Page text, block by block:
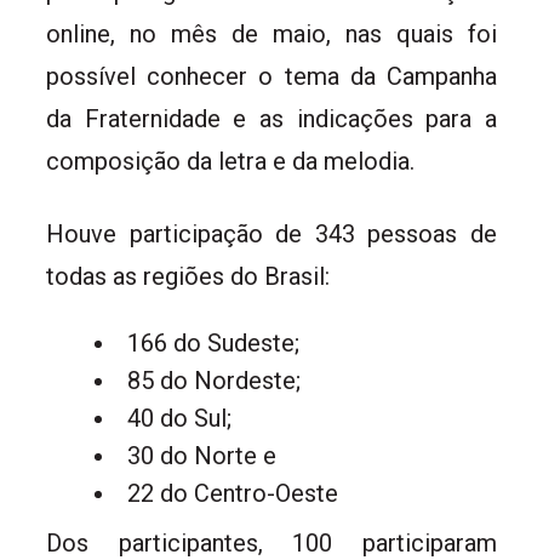
online, no mês de maio, nas quais foi
possível conhecer o tema da Campanha
da Fraternidade e as indicações para a
composição da letra e da melodia.
Houve participação de 343 pessoas de
todas as regiões do Brasil:
166 do Sudeste;
85 do Nordeste;
40 do Sul;
30 do Norte e
22 do Centro-Oeste
Dos participantes, 100 participaram